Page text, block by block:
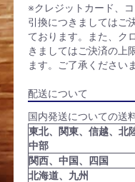
※クレジットカード、
引換につきましてはご
ております。また、ク
きましてはご決済の上
ます。ご了承ください
配送について
国内発送についての送
東北、関東、信越、北
中部
関西、中国、四国
北海道、九州